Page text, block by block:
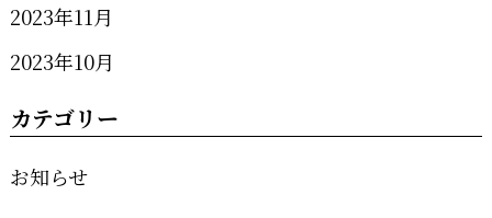
2023年11月
2023年10月
カテゴリー
お知らせ